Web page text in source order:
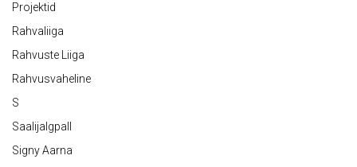
Projektid
Rahvaliiga
Rahvuste Liiga
Rahvusvaheline
S
Saalijalgpall
Signy Aarna